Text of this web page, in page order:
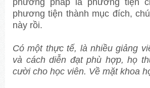
phương tiện thành mục đích,
này rồi.
Có một thực tế, là nhiều giảng
và cách diễn đạt phù hợp, họ
cười cho học viên. Về mặt khoa